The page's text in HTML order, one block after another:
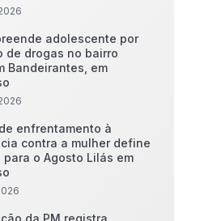
adolescente por
de drogas no bairro
Bandeirantes, em
enfrentamento à
contra a mulher define
para o Agosto Lilás em
da PM registra